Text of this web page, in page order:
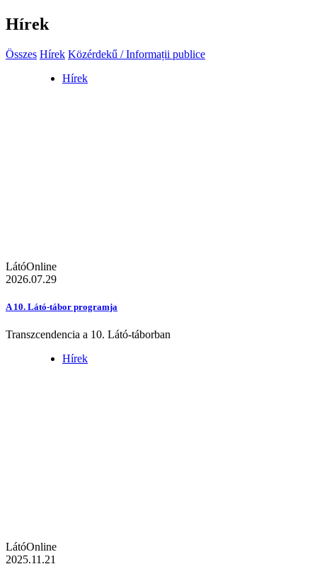
Hírek
Összes Hírek Közérdekű / Informații publice
Hírek
LátóOnline
2026.07.29
A 10. Látó-tábor programja
Transzcendencia a 10. Látó-táborban
Hírek
LátóOnline
2025.11.21